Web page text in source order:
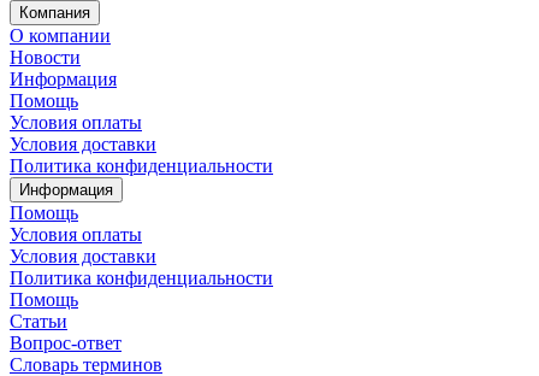
Компания
О компании
Новости
Информация
Помощь
Условия оплаты
Условия доставки
Политика конфиденциальности
Информация
Помощь
Условия оплаты
Условия доставки
Политика конфиденциальности
Помощь
Статьи
Вопрос-ответ
Словарь терминов